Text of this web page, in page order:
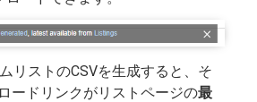
リストのCSVを生成すると、そ
ードリンクがリストページの最